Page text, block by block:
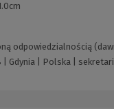
odpowiedzialnością
Gdynia | Polska |